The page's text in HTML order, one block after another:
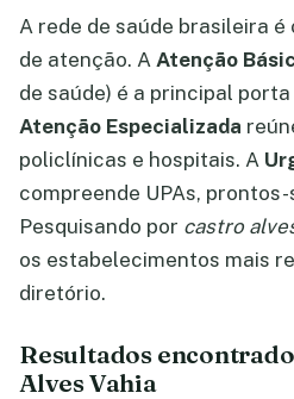
A rede de saúde brasileira é
de atenção. A Atenção
de saúde) é a principal
Atenção Especializada
policlínicas e hospitais. A
compreende UPAs,
Pesquisando por castro
os estabelecimentos mais
diretório.
Resultados
Alves Vahia